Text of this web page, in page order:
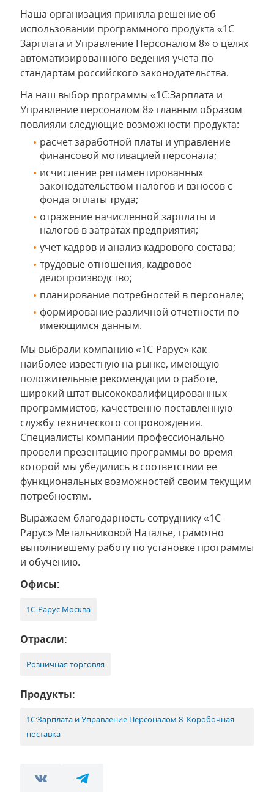
Наша организация приняла решение об
использовании программного продукта «1С
Зарплата и Управление Персоналом 8» о целях
автоматизированного ведения учета по
стандартам российского законодательства.
На наш выбор программы «1С:Зарплата и
Управление персоналом 8» главным образом
повлияли следующие возможности продукта:
расчет заработной платы и управление
финансовой мотивацией персонала;
исчисление регламентированных
законодательством налогов и взносов с
фонда оплаты труда;
отражение начисленной зарплаты и
налогов в затратах предприятия;
учет кадров и анализ кадрового состава;
трудовые отношения, кадровое
делопроизводство;
планирование потребностей в персонале;
формирование различной отчетности по
имеющимся данным.
Мы выбрали компанию «1С-Рарус» как
наиболее известную на рынке, имеющую
положительные рекомендации о работе,
широкий штат высококвалифицированных
программистов, качественно поставленную
службу технического сопровождения.
Специалисты компании профессионально
провели презентацию программы во время
которой мы убедились в соответствии ее
функциональных возможностей своим текущим
потребностям.
Выражаем благодарность сотруднику «1С-
Рарус» Метальниковой Наталье, грамотно
выполнившему работу по установке программы
и обучению.
Офисы:
1С-Рарус Москва
Отрасли:
Розничная торговля
Продукты:
1С:Зарплата и Управление Персоналом 8. Коробочная
поставка